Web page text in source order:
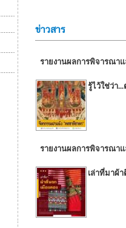
ข่าวสาร
รายงานผลการพิจารณา
รู้ไว้ใช่ว่า
รายงานผลการพิจารณา
เล่าที่มาผ้